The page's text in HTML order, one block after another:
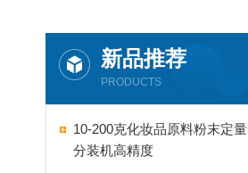
新品推荐
PRODUCTS
10-200克化妆品原料粉末定量
分装机高精度